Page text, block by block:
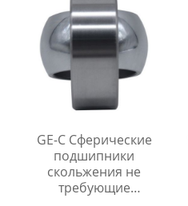
GE-C Сферические
подшипники
скольжения не
требующие